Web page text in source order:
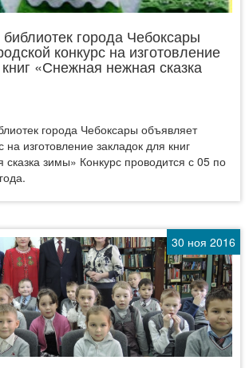
города Чебоксары
конкурс на изготовление
«Снежная нежная сказка
города Чебоксары объявляет
на изготовление закладок для книг
зимы» Конкурс проводится с 05 по
30 ноя 2016